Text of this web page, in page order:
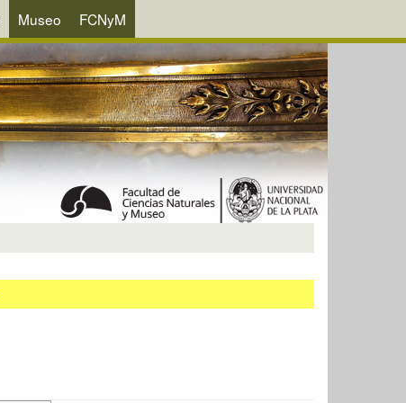
Museo FCNyM